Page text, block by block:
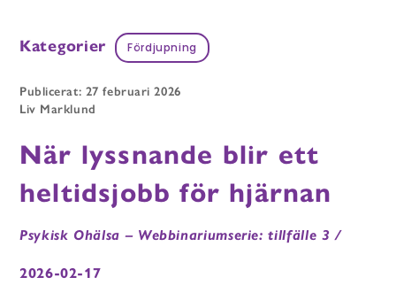
Kategorier Fördjupning
Publicerat: 27 februari 2026
Liv Marklund
När lyssnande blir ett
heltidsjobb för hjärnan
Psykisk Ohälsa – Webbinariumserie: tillfälle 3 /
2026-02-17